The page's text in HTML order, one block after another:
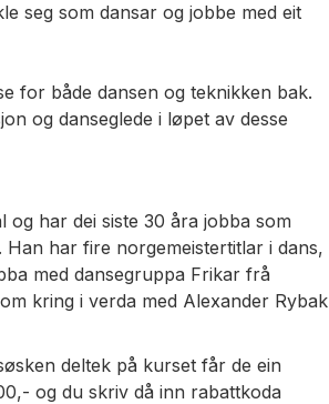
seg som dansar og jobbe med eit
for både dansen og teknikken bak.
og danseglede i løpet av desse
har dei siste 30 åra jobba som
har fire norgemeistertitlar i dans,
med dansegruppa Frikar frå
kring i verda med Alexander Rybak
deltek på kurset får de ein
og du skriv då inn rabattkoda